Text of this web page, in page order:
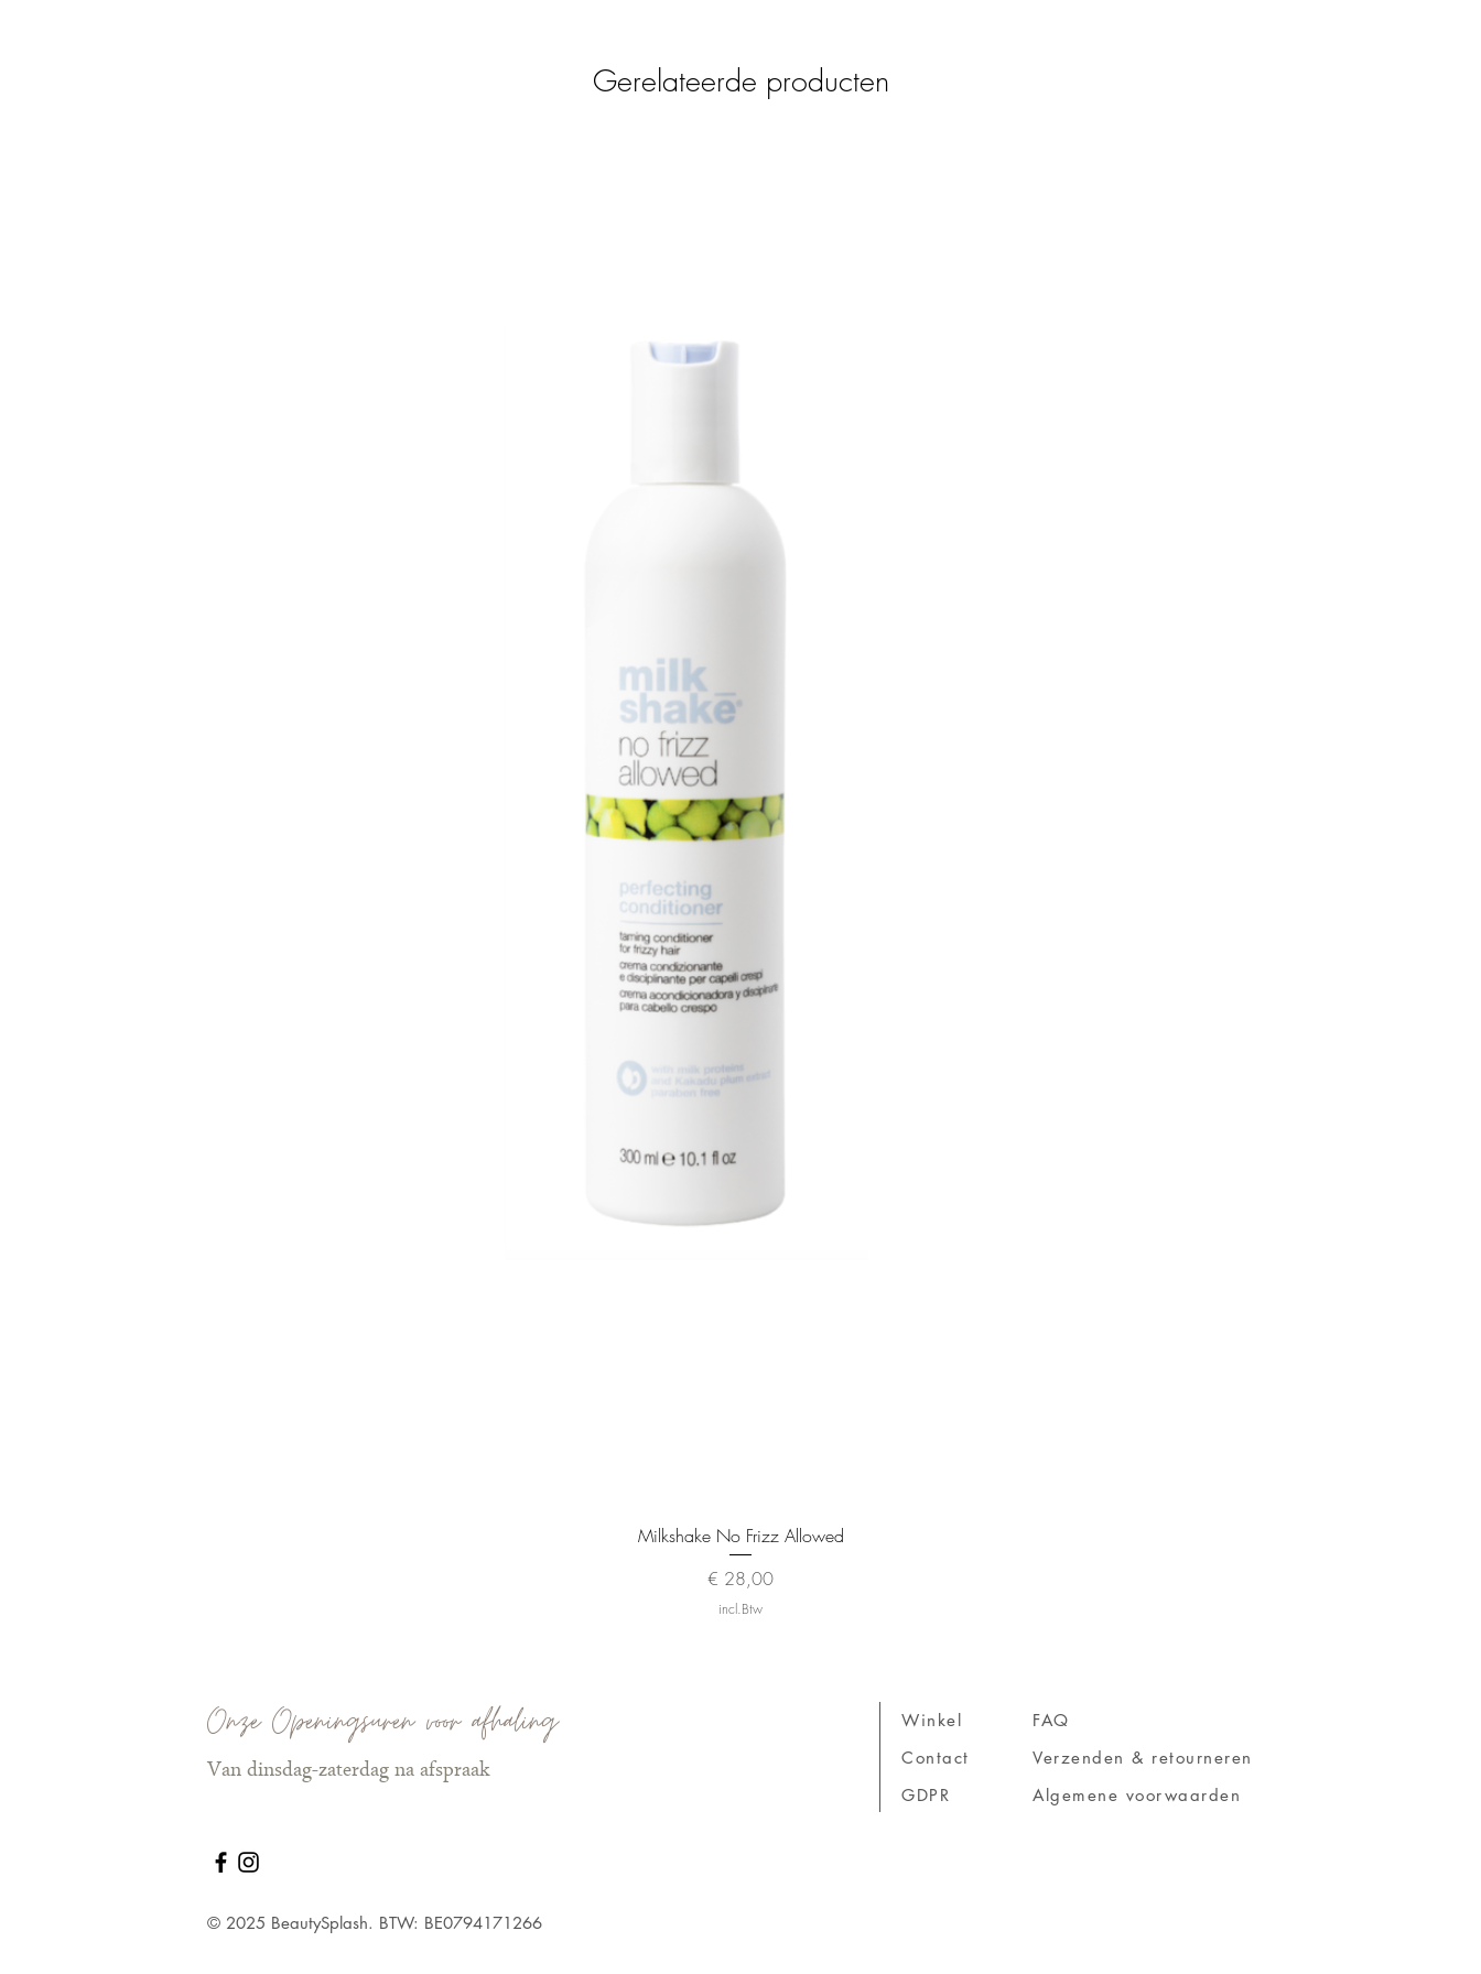
nostalgie en moderne verfijning. Met een inhoud van 250 ml geniet jeGerelateerde producten
Snel overzicht
Milkshake No Frizz Allowed
Prijs
€ 28,00
incl.Btw
Onze Openingsuren voor afhaling
Van dinsdag-zaterdag na afspraak
Winkel
Contact
GDPR
FAQ
Verzenden & retourneren
Algemene voorwaarden
© 2025 BeautySplash. BTW: BE0794171266